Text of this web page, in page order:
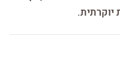
יוקרתית.